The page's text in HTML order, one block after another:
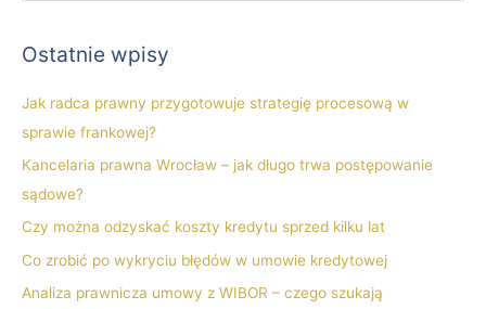
k
a
Ostatnie wpisy
Jak radca prawny przygotowuje strategię procesową w
sprawie frankowej?
Kancelaria prawna Wrocław – jak długo trwa postępowanie
sądowe?
Czy można odzyskać koszty kredytu sprzed kilku lat
Co zrobić po wykryciu błędów w umowie kredytowej
Analiza prawnicza umowy z WIBOR – czego szukają